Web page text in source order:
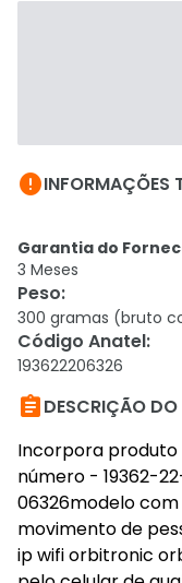
INFORMAÇÕES
Garantia do
3 Meses
Peso:
300 gramas (bruto
Código Anatel:
193622206326
DESCRIÇÃO
Incorpora
número - 19362-
06326modelo
movimento de
ip wifi orbitronic